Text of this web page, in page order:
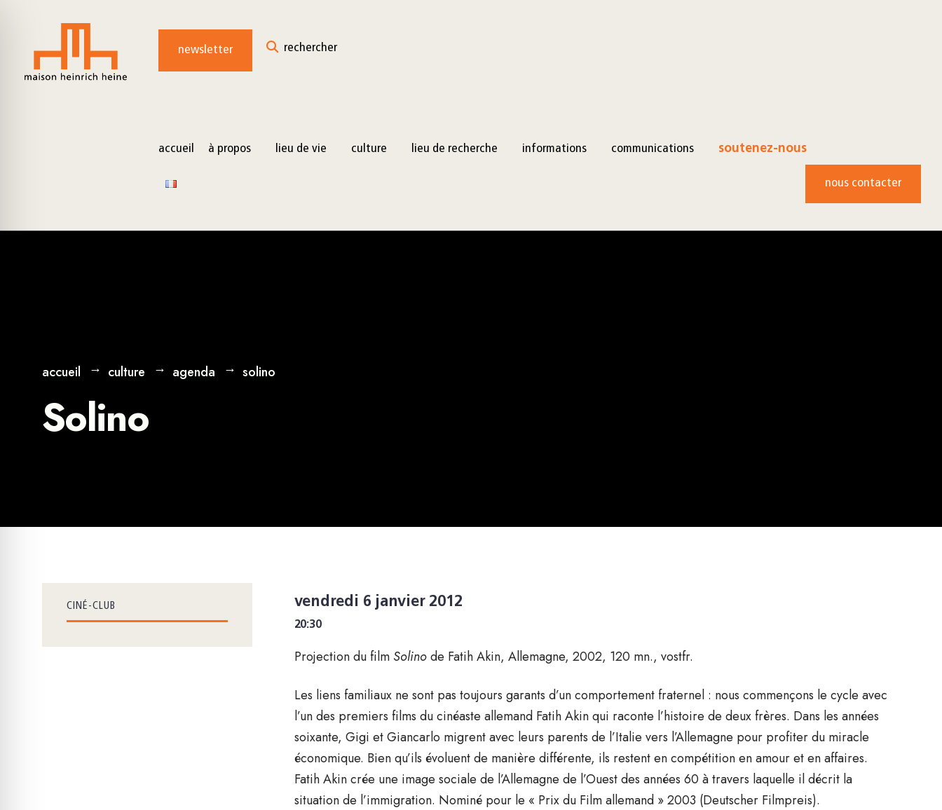
content
newsletter rechercher
accueil à propos lieu de vie culture lieu de recherche informations communications soutenez-nous
nous contacter
accueil culture agenda solino
Solino
vendredi 6 janvier 2012
20:30
Projection du film Solinode Fatih Akin, Allemagne, 2002, 120 mn., vostfr.
Les liens familiaux ne sont pas toujours garants d’un comportement fraternel : nous commençons le cycle avec
l’un des premiers films du cinéaste allemand Fatih Akin qui raconte l’histoire de deux frères. Dans les années
soixante, Gigi et Giancarlo migrent avec leurs parents de l’Italie vers l’Allemagne pour profiter du miracle
économique. Bien qu’ils évoluent de manière différente, ils restent en compétition en amour et en affaires.
Fatih Akin crée une image sociale de l’Allemagne de l’Ouest des années 60 à travers laquelle il décrit la
situation de l’immigration. Nominé pour le « Prix du Film allemand » 2003 (Deutscher Filmpreis).
CINÉ-CLUB